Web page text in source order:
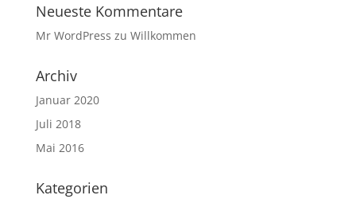
Neueste Kommentare
Mr WordPress zu Willkommen
Archiv
Januar 2020
Juli 2018
Mai 2016
Kategorien